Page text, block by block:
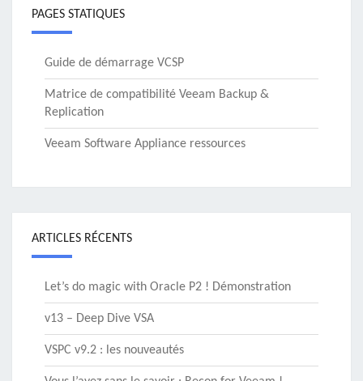
PAGES STATIQUES
Guide de démarrage VCSP
Matrice de compatibilité Veeam Backup &
Replication
Veeam Software Appliance ressources
ARTICLES RÉCENTS
Let’s do magic with Oracle P2 ! Démonstration
v13 – Deep Dive VSA
VSPC v9.2 : les nouveautés